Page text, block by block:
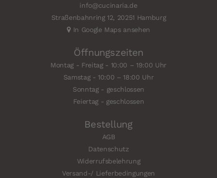
info@cucinaria.de
Straßenbahnring 12, 20251 Hamburg
In Google Maps ansehen
Öffnungszeiten
Montag - Freitag - 10:00 – 19:00 Uhr
Samstag - 10:00 – 18:00 Uhr
Sonntag - geschlossen
Feiertag - geschlossen
Bestellung
AGB
Datenschutz
Widerrufsbelehrung
Versand-/ Lieferbedingungen